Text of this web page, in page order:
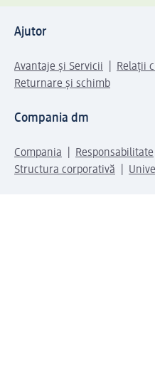
Ajutor
Avantaje și Servicii Relații
Returnare și schimb
Compania dm
Compania Responsabilitate
Structura corporativă